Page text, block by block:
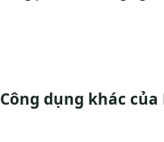
Công dụng khác